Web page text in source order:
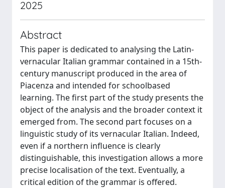
2025
Abstract
This paper is dedicated to analysing the Latin-
vernacular Italian grammar contained in a 15th-
century manuscript produced in the area of
Piacenza and intended for schoolbased
learning. The first part of the study presents the
object of the analysis and the broader context it
emerged from. The second part focuses on a
linguistic study of its vernacular Italian. Indeed,
even if a northern influence is clearly
distinguishable, this investigation allows a more
precise localisation of the text. Eventually, a
critical edition of the grammar is offered.